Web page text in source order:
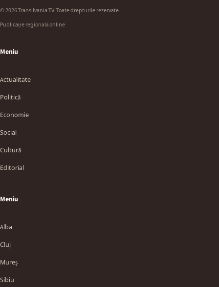
© 2026 Transilvania TV. Toate drepturile rezervate.
Publicație regională online
Meniu
Actualitate
Politică
Economie
Social
Cultură
Editorial
Meniu
Alba
Cluj
Mureș
Sibiu